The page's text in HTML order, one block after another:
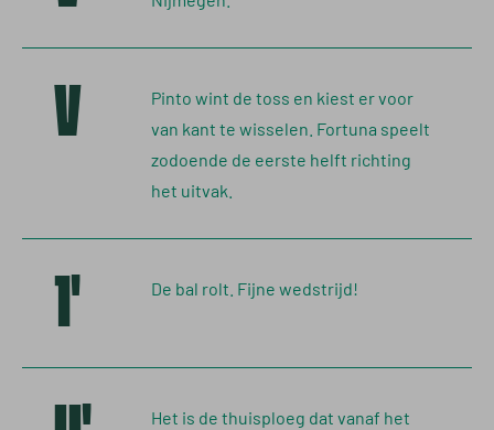
V
Pinto wint de toss en kiest er voor
van kant te wisselen. Fortuna speelt
zodoende de eerste helft richting
het uitvak.
1' De bal rolt. Fijne wedstrijd!
Het is de thuisploeg dat vanaf het